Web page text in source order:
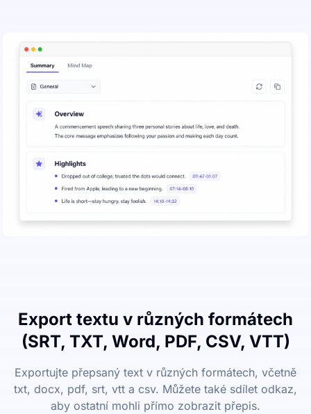
Export textu v různých formátech
(SRT, TXT, Word, PDF, CSV, VTT)
Exportujte přepsaný text v různých formátech, včetně
txt, docx, pdf, srt, vtt a csv. Můžete také sdílet odkaz,
aby ostatní mohli přímo zobrazit přepis.